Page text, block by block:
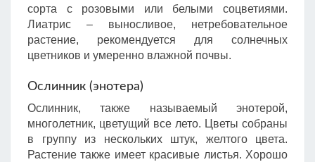
сорта с розовыми или белыми соцветиями.
Лиатрис – выносливое, нетребовательное
растение, рекомендуется для солнечных
цветников и умеренно влажной почвы.
Ослинник (энотера)
Ослинник, также называемый энотерой,
многолетник, цветущий все лето. Цветы собраны
в группу из нескольких штук, желтого цвета.
Растение также имеет красивые листья. Хорошо